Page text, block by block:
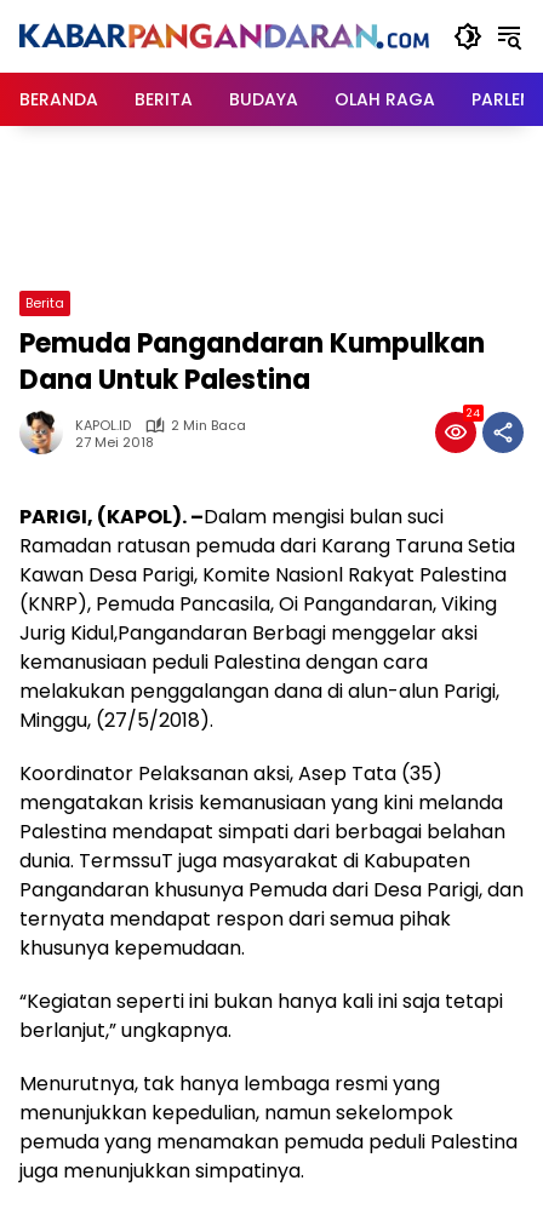
BERANDA
BERITA BUDAYA OLAH RAGA
Berita
Pemuda Pangandaran Kumpulkan
Dana Untuk Palestina
KAPOL.ID
2 Min Baca
27 Mei 2018
24
PARIGI, (KAPOL). –Dalam mengisi bulan suci
Ramadan ratusan pemuda dari Karang Taruna Setia
Kawan Desa Parigi, Komite Nasionl Rakyat Palestina
(KNRP), Pemuda Pancasila, Oi Pangandaran, Viking
Jurig Kidul,Pangandaran Berbagi menggelar aksi
kemanusiaan peduli Palestina dengan cara
melakukan penggalangan dana di alun-alun Parigi,
Minggu, (27/5/2018).
Koordinator Pelaksanan aksi, Asep Tata (35)
mengatakan krisis kemanusiaan yang kini melanda
Palestina mendapat simpati dari berbagai belahan
dunia. TermssuT juga masyarakat di Kabupaten
Pangandaran khusunya Pemuda dari Desa Parigi, dan
ternyata mendapat respon dari semua pihak
khusunya kepemudaan.
“Kegiatan seperti ini bukan hanya kali ini saja tetapi
berlanjut,” ungkapnya.
Menurutnya, tak hanya lembaga resmi yang
menunjukkan kepedulian, namun sekelompok
pemuda yang menamakan pemuda peduli Palestina
juga menunjukkan simpatinya.